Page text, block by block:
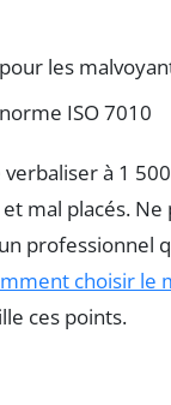
les
ISO 7010
à 1
mal placés. Ne
professionnel
choisir le
ces points.